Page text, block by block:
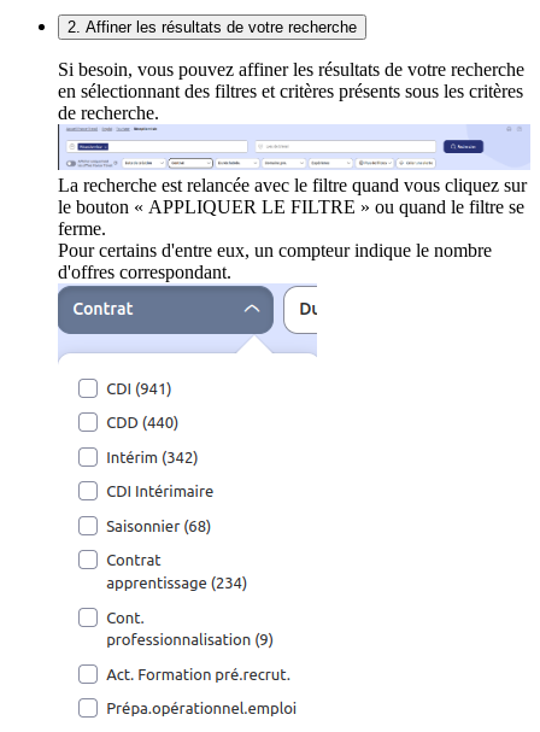
2. Affiner les résultats de votre recherche
Si besoin, vous pouvez affiner les résultats de votre recherche
en sélectionnant des filtres et critères présents sous les critères
de recherche.
La recherche est relancée avec le filtre quand vous cliquez sur
le bouton « APPLIQUER LE FILTRE » ou quand le filtre se
ferme.
Pour certains d'entre eux, un compteur indique le nombre
d'offres correspondant.